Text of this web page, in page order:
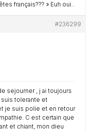
français??? » Euh oui..
#236299
sejourner , j ai toujours
tolerante et
je suis polie et en retour
C est certain que
et chiant, mon dieu